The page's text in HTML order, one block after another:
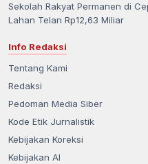
Sekolah Rakyat Permanen di
Lahan Telan Rp12,63 Miliar
Info Redaksi
Tentang Kami
Redaksi
Pedoman Media Siber
Kode Etik Jurnalistik
Kebijakan Koreksi
Kebijakan AI